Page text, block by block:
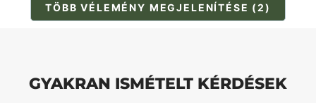
TÖBB VÉLEMÉNY MEGJELENÍTÉSE (2)
GYAKRAN ISMÉTELT KÉRDÉSEK